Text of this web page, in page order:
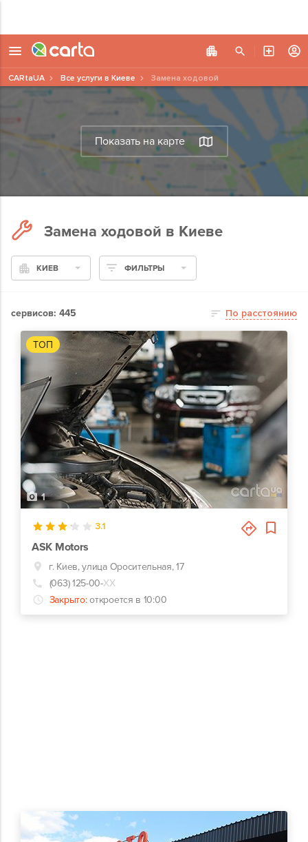
Показать на карте
CARtaUA Все услуги в Киеве Замена ходовой
Замена ходовой в Киеве
КИЕВ ФИЛЬТРЫ
сервисов: 445 По расстоянию
ТОП
1
3.1
ASK Motors
г. Киев, улица Оросительная, 17
(063) 125-00-ХХ
Закрыто: откроется в 10:00